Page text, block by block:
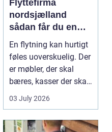
Flyttefirma
nordsjælland
sådan får du en
tryg og effektiv
flytning
En flytning kan hurtigt
føles uoverskuelig. Der
er møbler, der skal
bæres, kasser der skal
pakkes, o...
03 July 2026